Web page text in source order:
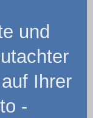
und
Ihrer
-